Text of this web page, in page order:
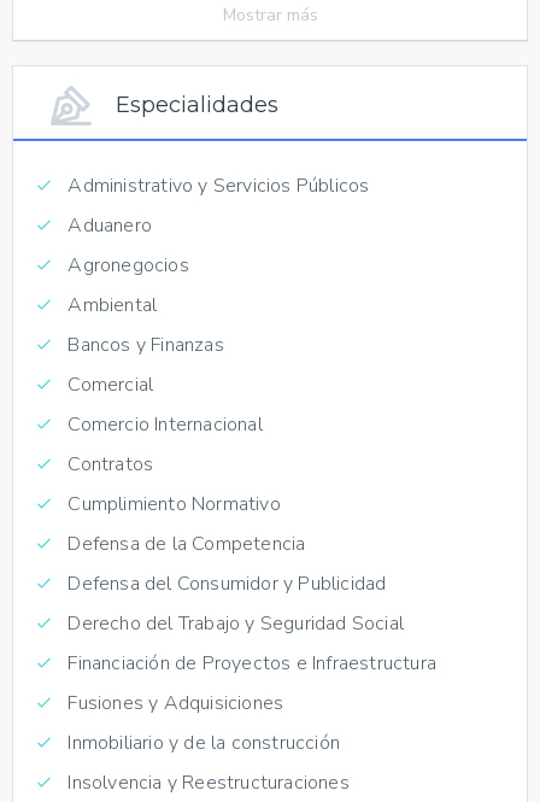
Mostrar más
Especialidades
Administrativo y Servicios Públicos
Aduanero
Agronegocios
Ambiental
Bancos y Finanzas
Comercial
Comercio Internacional
Contratos
Cumplimiento Normativo
Defensa de la Competencia
Defensa del Consumidor y Publicidad
Derecho del Trabajo y Seguridad Social
Financiación de Proyectos e Infraestructura
Fusiones y Adquisiciones
Inmobiliario y de la construcción
Insolvencia y Reestructuraciones